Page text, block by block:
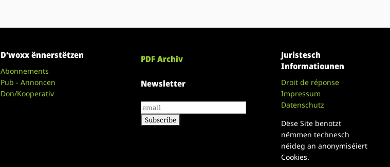
D’woxx ënnerstëtzen
Abonnements
Pub - Annoncen
Don/Kooperativ
PDF Archiv
Newsletter
Juristesch
Informatiounen
Droit de réponse
Impressum
Datenschutz
Dëse Site benotzt
nëmmen technesch
néideg an anonymiséiert
Cookies.